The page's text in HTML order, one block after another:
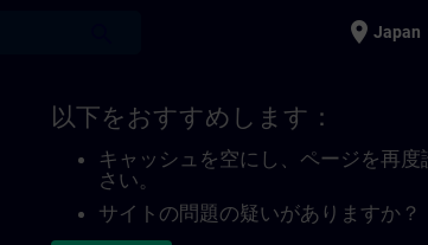
place Japan
以下をおすすめします：
キャッシュを空にし、ページを再度
さい。
サイトの問題の疑いがありますか？